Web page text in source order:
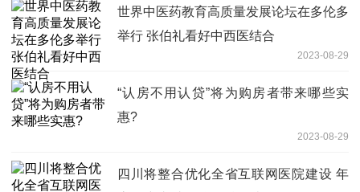
世界中医药教育高质量发展论坛在多伦多
举行 张伯礼看好中西医结合
2023-08-29
“认房不用认贷”将为购房者带来哪些实
惠?
2023-08-29
四川将整合优化全省互联网医院建设 年